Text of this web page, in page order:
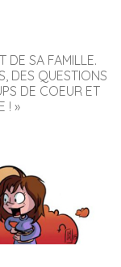
DE SA FAMILLE.
DES QUESTIONS
DE COEUR ET
! »